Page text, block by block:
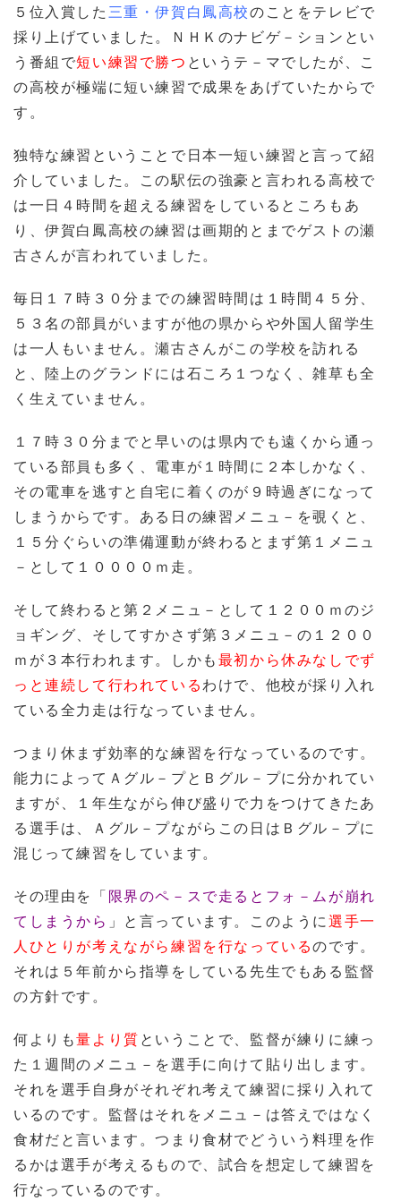
５位入賞した三重・伊賀白鳳高校のことをテレビで
採り上げていました。ＮＨＫのナビゲ－ションとい
う番組で短い練習で勝つ というテ－マでしたが、こ
の高校が極端に短い練習で成果をあげていたからで
す。
独特な練習ということで日本一短い練習と言って紹
介していました。この駅伝の強豪と言われる高校で
は一日４時間を超える練習をしているところもあ
り、伊賀白鳳高校の練習は画期的とまでゲストの瀬
古さんが言われていました。
毎日１７時３０分までの練習時間は１時間４５分、
５３名の部員がいますが他の県からや外国人留学生
は一人もいません。瀬古さんがこの学校を訪れる
と、陸上のグランドには石ころ１つなく、雑草も全
く生えていません。
１７時３０分までと早いのは県内でも遠くから通っ
ている部員も多く、電車が１時間に２本しかなく、
その電車を逃すと自宅に着くのが９時過ぎになって
しまうからです。ある日の練習メニュ－を覗くと、
１５分ぐらいの準備運動が終わるとまず第１メニュ
－として１００００ｍ走。
そして終わると第２メニュ－として１２００ｍのジ
ョギング、そしてすかさず第３メニュ－の１２００
ｍが３本行われます。しかも最初から休みなしでず
っと連続して行われているわけで、他校が採り入れ
ている全力走は行なっていません。
つまり休まず効率的な練習を行なっているのです。
能力によってＡグル－プとＢグル－プに分かれてい
ますが、１年生ながら伸び盛りで力をつけてきたあ
る選手は、Ａグル－プながらこの日はＢグル－プに
混じって練習をしています。
その理由を「限界のペ－スで走るとフォ－ムが崩れ
てしまうから 」と言っています。このように選手一
人ひとりが考えながら練習を行なっているのです。
それは５年前から指導をしている先生でもある監督
の方針です。
何よりも量より質ということで、監督が練りに練っ
た１週間のメニュ－を選手に向けて貼り出します。
それを選手自身がそれぞれ考えて練習に採り入れて
いるのです。監督はそれをメニュ－は答えではなく
食材だと言います。つまり食材でどういう料理を作
るかは選手が考えるもので、試合を想定して練習を
行なっているのです。